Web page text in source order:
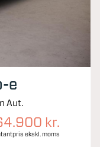
e
Aut.
kr.
ekskl. moms